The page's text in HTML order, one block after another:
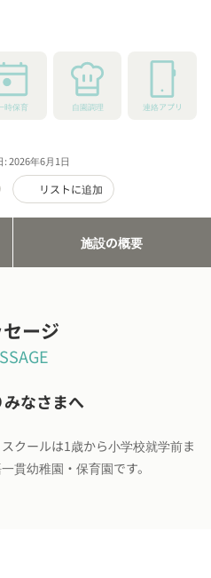
時保育 自園調理 連絡アプリ
2026年6月1日
リストに追加
施設の概要
ージ
なさまへ
クールは1歳から小学校就学前ま
貫幼稚園・保育園です。